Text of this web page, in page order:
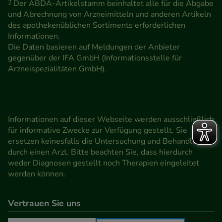
2 Der ABDA-Artikelstamm beinhaltet alle für die Abgabe
und Abrechnung von Arzneimitteln und anderen Artikeln
des apothekenüblichen Sortiments erforderlichen
Informationen.
Die Daten basieren auf Meldungen der Anbieter
gegenüber der IFA GmbH (Informationsstelle für
Arzneispezialitäten GmbH).
Informationen auf dieser Webseite werden ausschließlich
für informative Zwecke zur Verfügung gestellt. Sie
ersetzen keinesfalls die Untersuchung und Behandlung
durch einen Arzt. Bitte beachten Sie, dass hierdurch
weder Diagnosen gestellt noch Therapien eingeleitet
werden können.
Vertrauen Sie uns